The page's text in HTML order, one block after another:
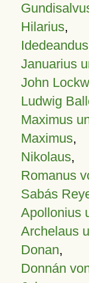
Hilarius,
Januarius
John
Ludwig
Maximus
Maximus,
Nikolaus,
Romanus
Sabás
Apollonius
Archelaus
Donan,
Donnán